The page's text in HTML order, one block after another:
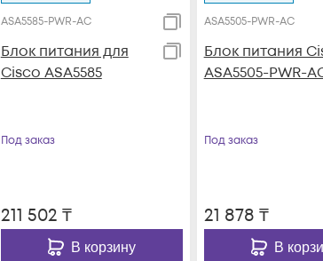
ASA5585-PWR-AC
Блок питания для
Cisco ASA5585
Под заказ
211 502 ₸
В корзину
ASA5505-PWR-AC
Блок питания
ASA5505-PWR-
Под заказ
21 878 ₸
В